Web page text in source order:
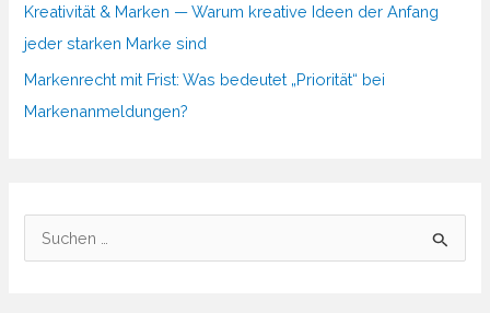
Kreativität & Marken — Warum kreative Ideen der Anfang
jeder starken Marke sind
Markenrecht mit Frist: Was bedeutet „Priorität“ bei
Markenanmeldungen?
u